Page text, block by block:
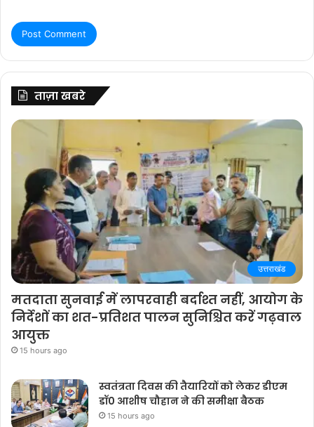
ताज़ा खबरे
उत्तराखंड
मतदाता सुनवाई में लापरवाही बर्दाश्त नहीं, आयोग के
निर्देशों का शत-प्रतिशत पालन सुनिश्चित करें गढ़वाल
आयुक्त
15 hours ago
स्वतंत्रता दिवस की तैयारियों को लेकर डीएम
डॉ0 आशीष चौहान ने की समीक्षा बैठक
15 hours ago